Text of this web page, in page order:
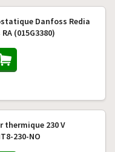
Danfoss Redia
(015G3380)
thermique 230 V
230-NO